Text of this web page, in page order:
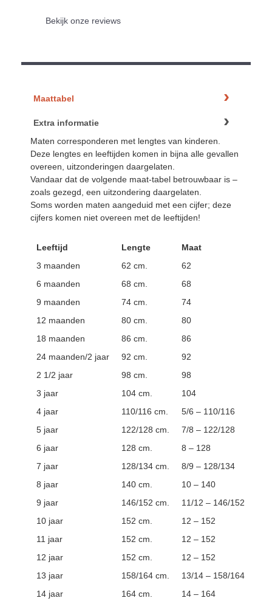
Bekijk onze reviews
Maattabel
Extra informatie
Maten corresponderen met lengtes van kinderen.
Deze lengtes en leeftijden komen in bijna alle gevallen
overeen, uitzonderingen daargelaten.
Vandaar dat de volgende maat-tabel betrouwbaar is –
zoals gezegd, een uitzondering daargelaten.
Soms worden maten aangeduid met een cijfer; deze
cijfers komen niet overeen met de leeftijden!
Leeftijd Lengte
Maat
3 maanden
62 cm.
62
6 maanden
68 cm.
68
9 maanden
74 cm.
74
12 maanden
80 cm.
80
18 maanden
86 cm.
86
24 maanden/2 jaar
92 cm.
92
2 1/2 jaar
98 cm.
98
3 jaar
104 cm.
104
4 jaar
110/116 cm.
5/6 – 110/116
5 jaar
122/128 cm.
7/8 – 122/128
6 jaar
128 cm.
8 – 128
7 jaar
128/134 cm.
8/9 – 128/134
8 jaar
140 cm.
10 – 140
9 jaar
146/152 cm.
11/12 – 146/152
10 jaar
152 cm.
12 – 152
11 jaar
152 cm.
12 – 152
12 jaar
152 cm.
12 – 152
13 jaar
158/164 cm.
13/14 – 158/164
14 jaar
164 cm. 14 – 164